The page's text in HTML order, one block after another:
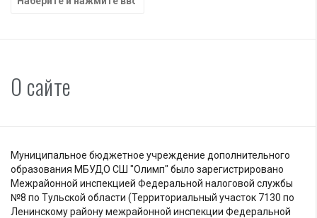
О сайте
Муниципальное бюджетное учреждение дополнительного
образования МБУДО СШ "Олимп" было зарегистрировано
Межрайонной инспекцией Федеральной налоговой службы
№8 по Тульской области (Территориальный участок 7130 по
Ленинскому району межрайонной инспекции Федеральной